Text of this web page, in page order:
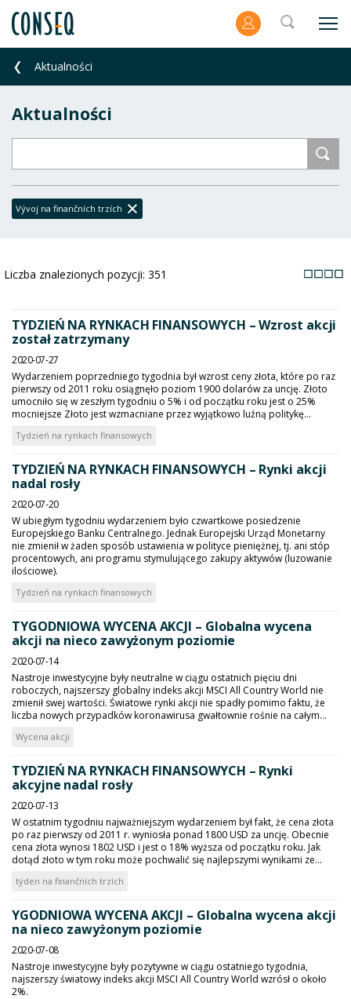
Aktualności
Aktualności
Vývoj na finančních trzích
Liczba znalezionych pozycji: 351
TYDZIEŃ NA RYNKACH FINANSOWYCH – Wzrost akcji
został zatrzymany
2020-07-27
Wydarzeniem poprzedniego tygodnia był wzrost ceny złota, które po raz
pierwszy od 2011 roku osiągnęło poziom 1900 dolarów za uncję. Złoto
umocniło się w zeszłym tygodniu o 5% i od początku roku jest o 25%
mocniejsze Złoto jest wzmacniane przez wyjątkowo luźną politykę...
Tydzień na rynkach finansowych
TYDZIEŃ NA RYNKACH FINANSOWYCH – Rynki akcji
nadal rosły
2020-07-20
W ubiegłym tygodniu wydarzeniem było czwartkowe posiedzenie
Europejskiego Banku Centralnego. Jednak Europejski Urząd Monetarny
nie zmienił w żaden sposób ustawienia w polityce pieniężnej, tj. ani stóp
procentowych, ani programu stymulującego zakupy aktywów (luzowanie
ilościowe).
Tydzień na rynkach finansowych
TYGODNIOWA WYCENA AKCJI – Globalna wycena
akcji na nieco zawyżonym poziomie
2020-07-14
Nastroje inwestycyjne były neutralne w ciągu ostatnich pięciu dni
roboczych, najszerszy globalny indeks akcji MSCI All Country World nie
zmienił swej wartości. Światowe rynki akcji nie spadły pomimo faktu, że
liczba nowych przypadków koronawirusa gwałtownie rośnie na całym...
Wycena akcji
TYDZIEŃ NA RYNKACH FINANSOWYCH – Rynki
akcyjne nadal rosły
2020-07-13
W ostatnim tygodniu najważniejszym wydarzeniem był fakt, że cena złota
po raz pierwszy od 2011 r. wyniosła ponad 1800 USD za uncję. Obecnie
cena złota wynosi 1802 USD i jest o 18% wyższa od początku roku. Jak
dotąd złoto w tym roku może pochwalić się najlepszymi wynikami ze...
týden na finančních trzích
YGODNIOWA WYCENA AKCJI – Globalna wycena akcji
na nieco zawyżonym poziomie
2020-07-08
Nastroje inwestycyjne były pozytywne w ciągu ostatniego tygodnia,
najszerszy światowy indeks akcji MSCI All Country World wzrósł o około
2%.